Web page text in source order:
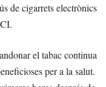
de cigarrets electrònics
el tabac continua
per a la salut.